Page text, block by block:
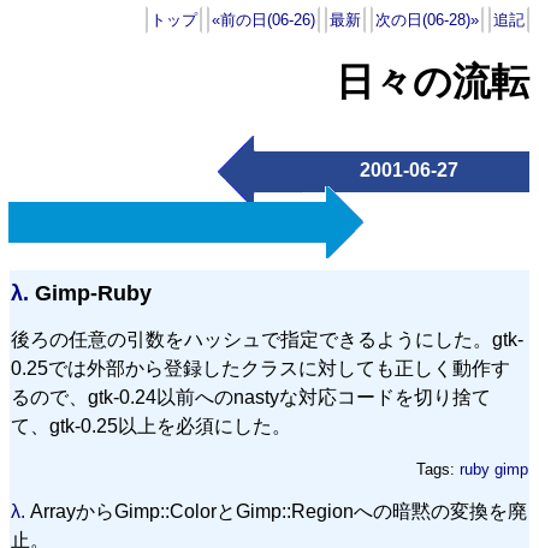
トップ «前の日(06-26) 最新 次の日(06-28)» 追記
日々の流転
2001-06-27
λ. Gimp-Ruby
後ろの任意の引数をハッシュで指定できるようにした。gtk-
0.25では外部から登録したクラスに対しても正しく動作す
るので、gtk-0.24以前へのnastyな対応コードを切り捨て
て、gtk-0.25以上を必須にした。
Tags: ruby gimp
λ. ArrayからGimp::ColorとGimp::Regionへの暗黙の変換を廃
止。